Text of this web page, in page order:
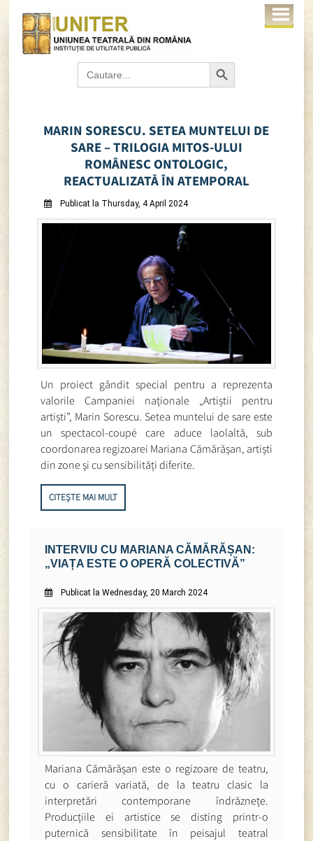
Search
for:
Search Button
MARIN SORESCU. SETEA MUNTELUI DE
SARE – TRILOGIA MITOS-ULUI
ROMÂNESC ONTOLOGIC,
REACTUALIZATĂ ÎN ATEMPORAL
Publicat la Thursday, 4 April 2024
Un proiect gândit special pentru a reprezenta
valorile Campaniei naționale „Artiștii pentru
artiști”, Marin Sorescu. Setea muntelui de sare este
un spectacol-coupé care aduce laolaltă, sub
coordonarea regizoarei Mariana Cămărășan, artiști
din zone și cu sensibilități diferite.
CITEȘTE MAI MULT
INTERVIU CU MARIANA CĂMĂRĂȘAN:
„VIAȚA ESTE O OPERĂ COLECTIVĂ”
Publicat la Wednesday, 20 March 2024
Mariana Cămărășan este o regizoare de teatru,
cu o carieră variată, de la teatru clasic la
interpretări contemporane îndrăznețe.
Producțiile ei artistice se disting printr-o
puternică sensibilitate în peisajul teatral